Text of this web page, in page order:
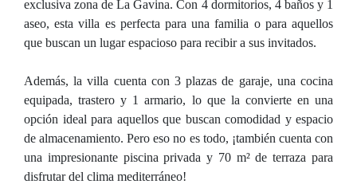
exclusiva zona de La Gavina. Con 4 dormitorios, 4 baños y 1
aseo, esta villa es perfecta para una familia o para aquellos
que buscan un lugar espacioso para recibir a sus invitados.
Además, la villa cuenta con 3 plazas de garaje, una cocina
equipada, trastero y 1 armario, lo que la convierte en una
opción ideal para aquellos que buscan comodidad y espacio
de almacenamiento. Pero eso no es todo, ¡también cuenta con
una impresionante piscina privada y 70 m² de terraza para
disfrutar del clima mediterráneo!